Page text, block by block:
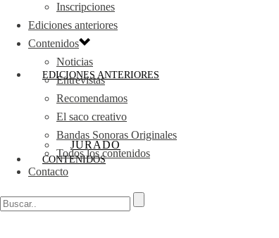
JURADO
EDICIONES ANTERIORES
CONTENIDOS
Inscripciones
Ediciones anteriores
Contenidos
Noticias
Entrevistas
Recomendamos
El saco creativo
Bandas Sonoras Originales
Todos los contenidos
Contacto